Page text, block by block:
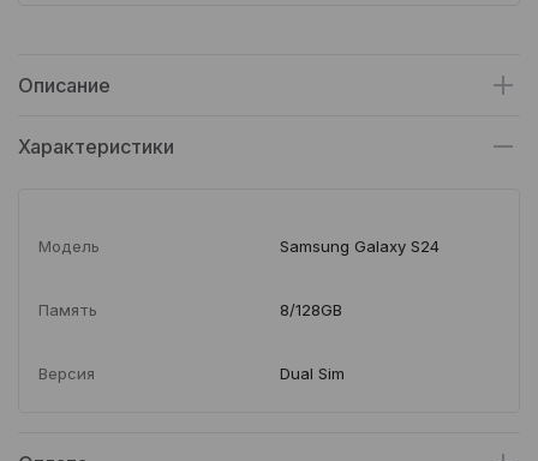
Описание
Характеристики
Модель Samsung Galaxy S24
Память 8/128GB
Версия Dual Sim